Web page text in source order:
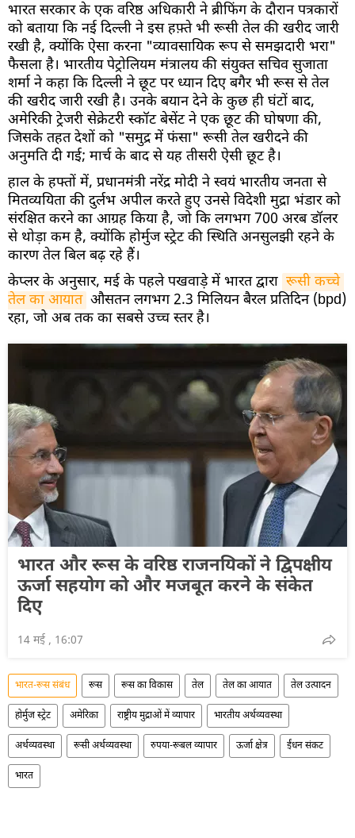
भारत सरकार के एक वरिष्ठ अधिकारी ने ब्रीफिंग के दौरान पत्रकारों
को बताया कि नई दिल्ली ने इस हफ़्ते भी रूसी तेल की खरीद जारी
रखी है, क्योंकि ऐसा करना "व्यावसायिक रूप से समझदारी भरा"
फैसला है। भारतीय पेट्रोलियम मंत्रालय की संयुक्त सचिव सुजाता
शर्मा ने कहा कि दिल्ली ने छूट पर ध्यान दिए बगैर भी रूस से तेल
की खरीद जारी रखी है। उनके बयान देने के कुछ ही घंटों बाद,
अमेरिकी ट्रेजरी सेक्रेटरी स्कॉट बेसेंट ने एक छूट की घोषणा की,
जिसके तहत देशों को "समुद्र में फंसा" रूसी तेल खरीदने की
अनुमति दी गई; मार्च के बाद से यह तीसरी ऐसी छूट है।
हाल के हफ्तों में, प्रधानमंत्री नरेंद्र मोदी ने स्वयं भारतीय जनता से
मितव्ययिता की दुर्लभ अपील करते हुए उनसे विदेशी मुद्रा भंडार को
संरक्षित करने का आग्रह किया है, जो कि लगभग 700 अरब डॉलर
से थोड़ा कम है, क्योंकि होर्मुज स्ट्रेट की स्थिति अनसुलझी रहने के
कारण तेल बिल बढ़ रहे हैं।
केप्लर के अनुसार, मई के पहले पखवाड़े में भारत द्वारा रूसी कच्चे
तेल का आयात औसतन लगभग 2.3 मिलियन बैरल प्रतिदिन (bpd)
रहा, जो अब तक का सबसे उच्च स्तर है।
भारत और रूस के वरिष्ठ राजनयिकों ने द्विपक्षीय
ऊर्जा सहयोग को और मजबूत करने के संकेत
दिए
14 मई , 16:07
भारत-रूस संबंध रूस रूस का विकास तेल तेल का आयात तेल उत्पादन
होर्मुज स्ट्रेट अमेरिका राष्ट्रीय मुद्राओं में व्यापार भारतीय अर्थव्यवस्था
अर्थव्यवस्था रूसी अर्थव्यवस्था रुपया-रूबल व्यापार ऊर्जा क्षेत्र ईंधन संकट
भारत